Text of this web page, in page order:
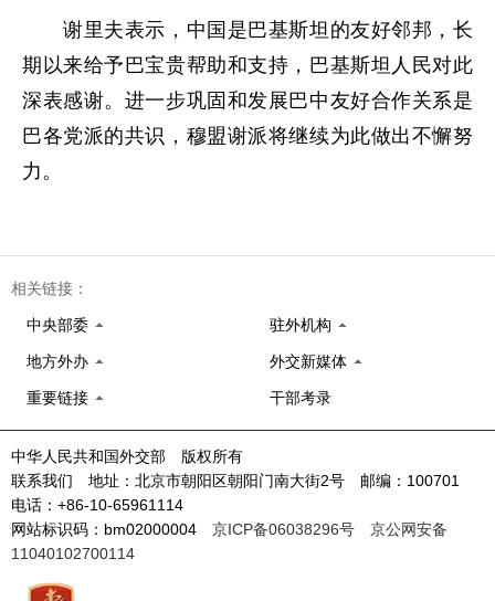
谢里夫表示，中国是巴基斯坦的友好邻邦，长
期以来给予巴宝贵帮助和支持，巴基斯坦人民对此
深表感谢。进一步巩固和发展巴中友好合作关系是
巴各党派的共识，穆盟谢派将继续为此做出不懈努
力。
相关链接：
中央部委 驻外机构
地方外办 外交新媒体
重要链接 干部考录
中华人民共和国外交部 版权所有
联系我们 地址：北京市朝阳区朝阳门南大街2号 邮编：100701
电话：+86-10-65961114
网站标识码：bm02000004 京ICP备06038296号
京公网安备
11040102700114